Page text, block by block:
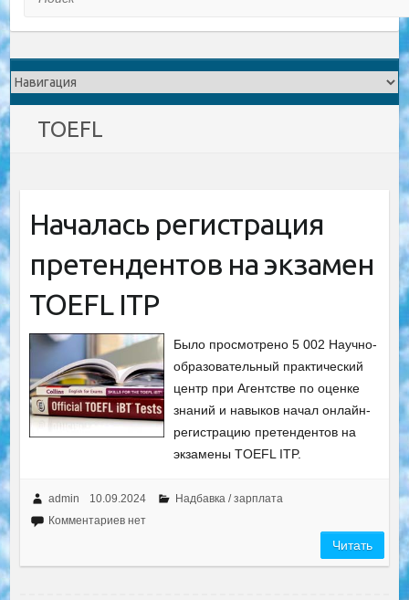
TOEFL
Началась регистрация
претендентов на экзамен
TOEFL ITP
Было просмотрено 5 002 Научно-
образовательный практический
центр при Агентстве по оценке
знаний и навыков начал онлайн-
регистрацию претендентов на
экзамены TOEFL ITP.
admin 10.09.2024
Надбавка / зарплата
Комментариев нет
Читать